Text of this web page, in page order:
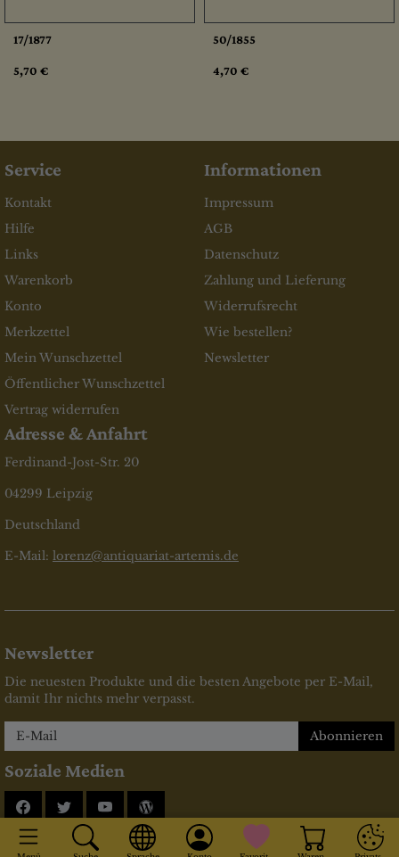
17/1877
5,70 €
50/1855
4,70 €
Service
Kontakt
Hilfe
Links
Warenkorb
Konto
Merkzettel
Mein Wunschzettel
Öffentlicher Wunschzettel
Vertrag widerrufen
Informationen
Impressum
AGB
Datenschutz
Zahlung und Lieferung
Widerrufsrecht
Wie bestellen?
Newsletter
Adresse & Anfahrt
Ferdinand-Jost-Str. 20
04299 Leipzig
Deutschland
E-Mail: lorenz@antiquariat-artemis.de
Newsletter
Die neuesten Produkte und die besten Angebote per E-Mail,
damit Ihr nichts mehr verpasst.
Newsletter
Abonnieren
Soziale Medien
FacebookTwitterYouTube
Blog
* inkl. MwSt., zzgl.Versandkosten